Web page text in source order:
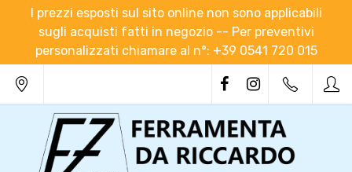
I prezzi esposti sul sito online non sono applicabili
sugli acquisti fatti in negozio -- Per preventivi
personalizzati chiamare al n°: +39 0541 720 015